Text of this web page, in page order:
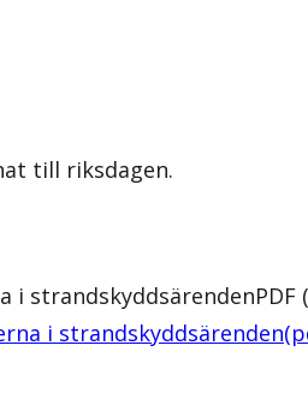
till riksdagen.
i strandskyddsärendenPDF (
i strandskyddsärenden(